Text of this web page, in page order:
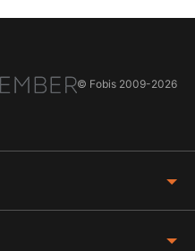
© Fobis 2009-2026